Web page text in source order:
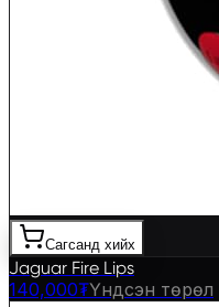
Сагсанд хийх
Jaguar Fire Lips
140,000₮Үндсэн төрөл